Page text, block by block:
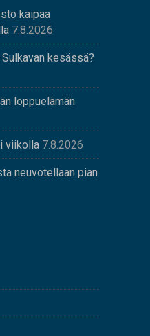
kaipaa
7.8.2026
kesässä?
loppuelämän
viikolla 7.8.2026
neuvotellaan pian